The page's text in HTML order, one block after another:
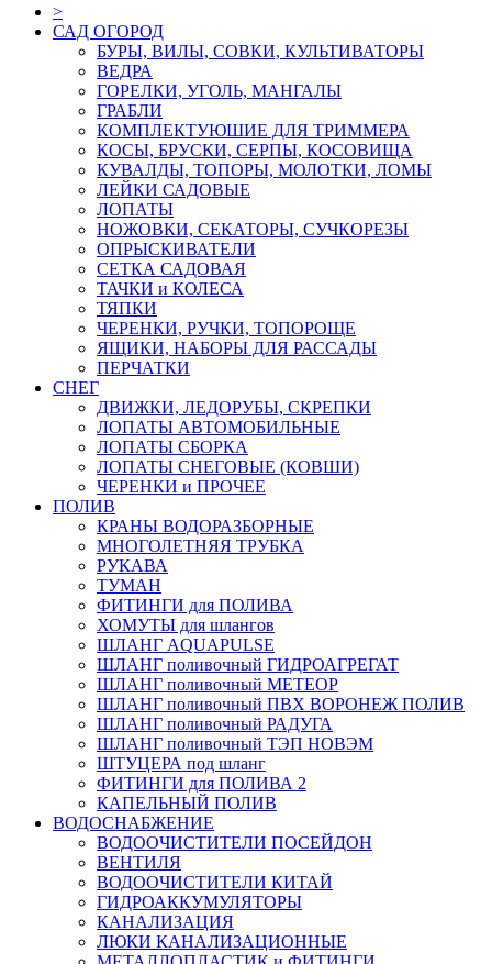
>
САД ОГОРОД
БУРЫ, ВИЛЫ, СОВКИ, КУЛЬТИВАТОРЫ
ВЕДРА
ГОРЕЛКИ, УГОЛЬ, МАНГАЛЫ
ГРАБЛИ
КОМПЛЕКТУЮШИЕ ДЛЯ ТРИММЕРА
КОСЫ, БРУСКИ, СЕРПЫ, КОСОВИЩА
КУВАЛДЫ, ТОПОРЫ, МОЛОТКИ, ЛОМЫ
ЛЕЙКИ САДОВЫЕ
ЛОПАТЫ
НОЖОВКИ, СЕКАТОРЫ, СУЧКОРЕЗЫ
ОПРЫСКИВАТЕЛИ
СЕТКА САДОВАЯ
ТАЧКИ и КОЛЕСА
ТЯПКИ
ЧЕРЕНКИ, РУЧКИ, ТОПОРОЩЕ
ЯЩИКИ, НАБОРЫ ДЛЯ РАССАДЫ
ПЕРЧАТКИ
СНЕГ
ДВИЖКИ, ЛЕДОРУБЫ, СКРЕПКИ
ЛОПАТЫ АВТОМОБИЛЬНЫЕ
ЛОПАТЫ СБОРКА
ЛОПАТЫ СНЕГОВЫЕ (КОВШИ)
ЧЕРЕНКИ и ПРОЧЕЕ
ПОЛИВ
КРАНЫ ВОДОРАЗБОРНЫЕ
МНОГОЛЕТНЯЯ ТРУБКА
РУКАВА
ТУМАН
ФИТИНГИ для ПОЛИВА
ХОМУТЫ для шлангов
ШЛАНГ AQUAPULSE
ШЛАНГ поливочный ГИДРОАГРЕГАТ
ШЛАНГ поливочный МЕТЕОР
ШЛАНГ поливочный ПВХ ВОРОНЕЖ ПОЛИВ
ШЛАНГ поливочный РАДУГА
ШЛАНГ поливочный ТЭП НОВЭМ
ШТУЦЕРА под шланг
ФИТИНГИ для ПОЛИВА 2
КАПЕЛЬНЫЙ ПОЛИВ
ВОДОСНАБЖЕНИЕ
ВОДООЧИСТИТЕЛИ ПОСЕЙДОН
ВЕНТИЛЯ
ВОДООЧИСТИТЕЛИ КИТАЙ
ГИДРОАККУМУЛЯТОРЫ
КАНАЛИЗАЦИЯ
ЛЮКИ КАНАЛИЗАЦИОННЫЕ